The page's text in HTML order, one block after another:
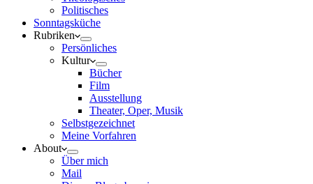
Politisches
Sonntagsküche
Rubriken
Persönliches
Kultur
Bücher
Film
Ausstellung
Theater, Oper, Musik
Selbstgezeichnet
Meine Vorfahren
About
Über mich
Mail